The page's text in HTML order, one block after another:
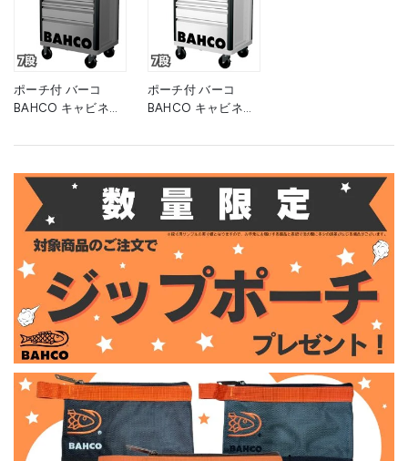
リー 1472K7 高さ
955×幅693×奥行
510mm 1台 ■▼139-
0861
リー 1472K7BLACK
黒 高さ955×幅693×
奥行510mm 1台
■▼139-0867
ポーチ付 バーコ
BAHCO キャビネッ
ール製ワゴン ツール
ー 1472K7GREY 高
さ955×幅693×奥行
510mm 1台 ■▼266-
9052
ポーチ付 バーコ
BAHCO キャビネッ
チール製ワゴン ツー
リー 1472K7WHITE
白 高さ955×幅693×
奥行510mm 1台
■▼266-9051